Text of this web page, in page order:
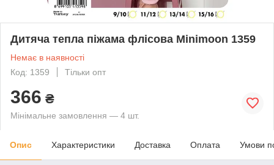
Дитяча тепла піжама флісова Minimoon 1359
Немає в наявності
Код: 1359
Тільки опт
366 ₴
Мінімальне замовлення — 4 шт.
Опис Характеристики Доставка Оплата Умови